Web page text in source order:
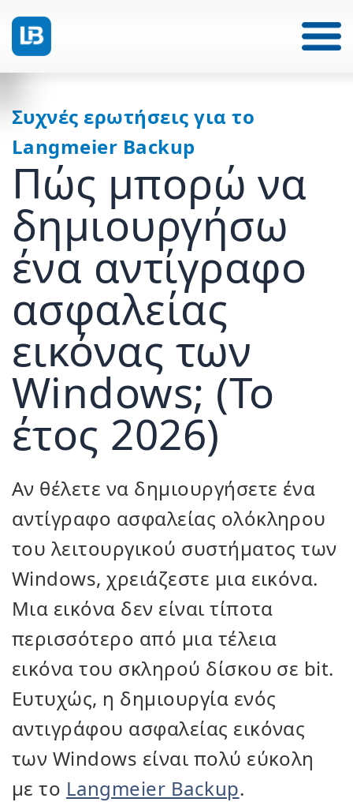
Συχνές ερωτήσεις για το
Langmeier Backup
Πώς μπορώ να
δημιουργήσω
ένα αντίγραφο
ασφαλείας
εικόνας των
Windows; (Το
έτος 2026)
Αν θέλετε να δημιουργήσετε ένα
αντίγραφο ασφαλείας ολόκληρου
του λειτουργικού συστήματος των
Windows, χρειάζεστε μια εικόνα.
Μια εικόνα δεν είναι τίποτα
περισσότερο από μια τέλεια
εικόνα του σκληρού δίσκου σε bit.
Ευτυχώς, η δημιουργία ενός
αντιγράφου ασφαλείας εικόνας
των Windows είναι πολύ εύκολη
με το Langmeier Backup.